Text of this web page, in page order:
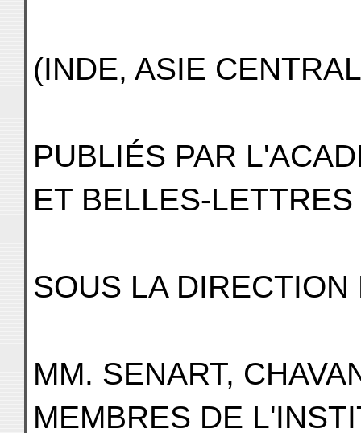
(INDE, ASIE
PUBLIÉS PAR
ET BELLES-LETTRES
SOUS LA DIRECTION
MM. SENART,
MEMBRES DE